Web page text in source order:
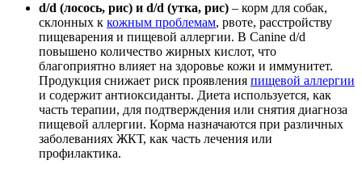
d/d (лосось, рис) и d/d (утка, рис) – корм для собак,
склонных к кожным проблемам, рвоте, расстройству
пищеварения и пищевой аллергии. В Canine d/d
повышено количество жирных кислот, что
благоприятно влияет на здоровье кожи и иммунитет.
Продукция снижает риск проявления пищевой аллергии
и содержит антиоксиданты. Диета используется, как
часть терапии, для подтверждения или снятия диагноза
пищевой аллергии. Корма назначаются при различных
заболеваниях ЖКТ, как часть лечения или
профилактика.